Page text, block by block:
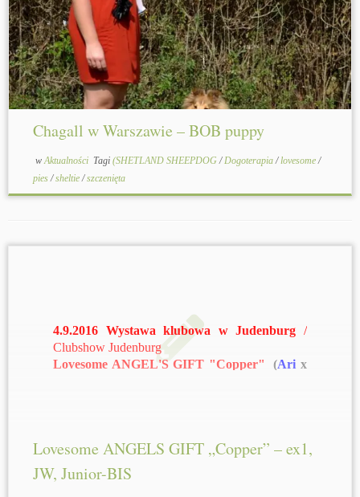
Chagall w Warszawie – BOB puppy
wAktualności Tagi (SHETLAND SHEEPDOG/Dogoterapia/lovesome/
pies/sheltie/szczenięta
4.9.2016 Wystawa klubowa w Judenburg /
Clubshow Judenburg
Lovesome ANGEL'S GIFT "Copper"
(Ari x
Lovesome ANGELS GIFT „Copper” – ex1,
JW, Junior-BIS